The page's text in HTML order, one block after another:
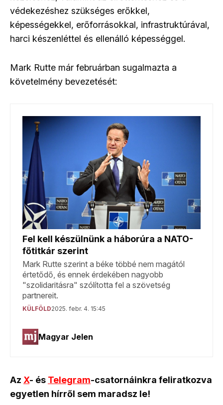
védekezéshez szükséges erőkkel,
képességekkel, erőforrásokkal, infrastruktúrával,
harci készenléttel és ellenálló képességgel.
Mark Rutte már februárban sugalmazta a
követelmény bevezetését:
Az X- és Telegram-csatornáinkra feliratkozva
egyetlen hírről sem maradsz le!